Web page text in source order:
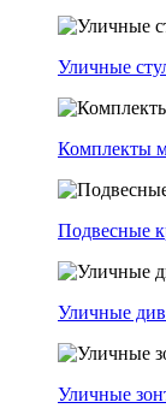
Уличные
Комплекты
Подвесные
Уличные
Уличные